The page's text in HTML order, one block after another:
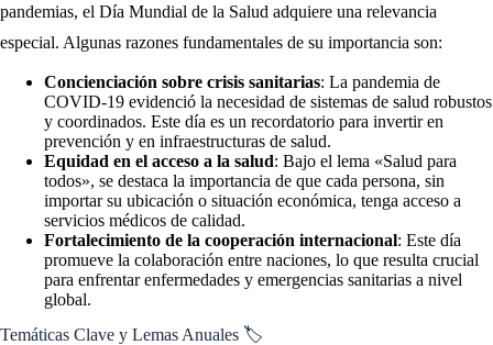
pandemias, el Día Mundial de la Salud adquiere una relevancia
especial. Algunas razones fundamentales de su importancia son:
Concienciación sobre crisis sanitarias: La pandemia de
COVID-19 evidenció la necesidad de sistemas de salud robustos
y coordinados. Este día es un recordatorio para invertir en
prevención y en infraestructuras de salud.
Equidad en el acceso a la salud: Bajo el lema «Salud para
todos», se destaca la importancia de que cada persona, sin
importar su ubicación o situación económica, tenga acceso a
servicios médicos de calidad.
Fortalecimiento de la cooperación internacional: Este día
promueve la colaboración entre naciones, lo que resulta crucial
para enfrentar enfermedades y emergencias sanitarias a nivel
global.
Temáticas Clave y Lemas Anuales 🏷️